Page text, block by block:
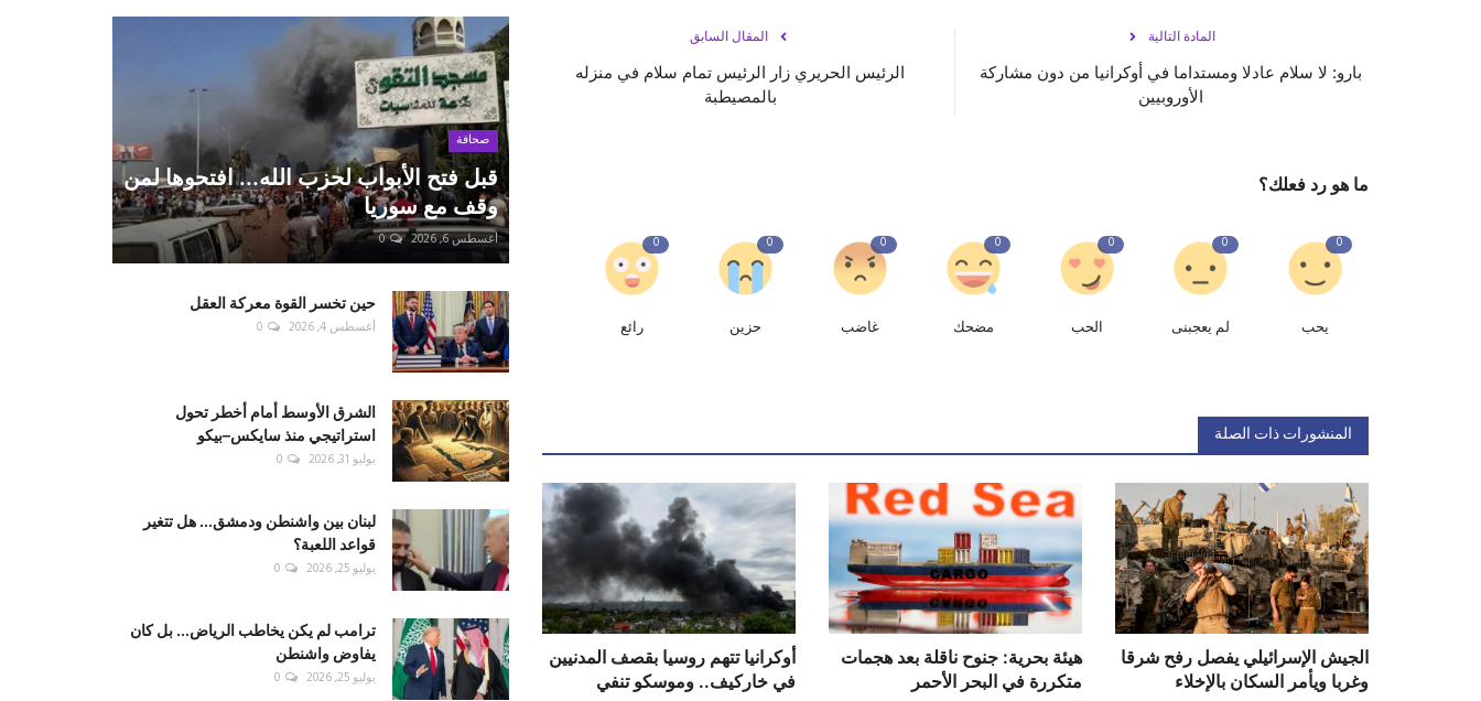
المقال السابق
الرئيس الحريري زار الرئيس تمام سلام في منزله
بالمصيطبة
المادة التالية
بارو: لا سلام عادلا ومستداما في أوكرانيا من دون مشاركة
الأوروبيين
ما هو رد فعلك؟
0
يحب
0
لم يعجبنى
0
الحب
0
مضحك
0
غاضب
0
حزين
0
رائع
المنشورات ذات الصلة
الجيش الإسرائيلي يفصل رفح شرقا
وغربا ويأمر السكان بالإخلاء
هيئة بحرية: جنوح ناقلة بعد هجمات
متكررة في البحر الأحمر
أوكرانيا تتهم روسيا بقصف المدنيين
في خاركيف.. وموسكو تنفي
صحافة
قبل فتح الأبواب لحزب الله... افتحوها لمن
وقف مع سوريا
أغسطس 6, 2026 0
حين تخسر القوة معركة العقل
أغسطس 4, 2026 0
الشرق الأوسط أمام أخطر تحول
استراتيجي منذ سايكس–بيكو
يوليو 31, 2026 0
لبنان بين واشنطن ودمشق... هل تتغير
قواعد اللعبة؟
يوليو 25, 2026 0
ترامب لم يكن يخاطب الرياض... بل كان
يفاوض واشنطن
يوليو 25, 2026 0